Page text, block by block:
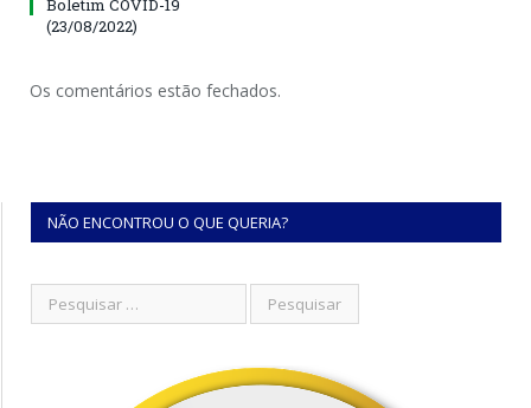
Boletim COVID-19
(23/08/2022)
Os comentários estão fechados.
NÃO ENCONTROU O QUE QUERIA?